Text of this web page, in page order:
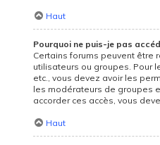
Haut
Pourquoi ne puis-je pas
Certains forums peuvent être
utilisateurs ou groupes. Pour
etc., vous devez avoir les
les modérateurs de groupes
accorder ces accès, vous
Haut